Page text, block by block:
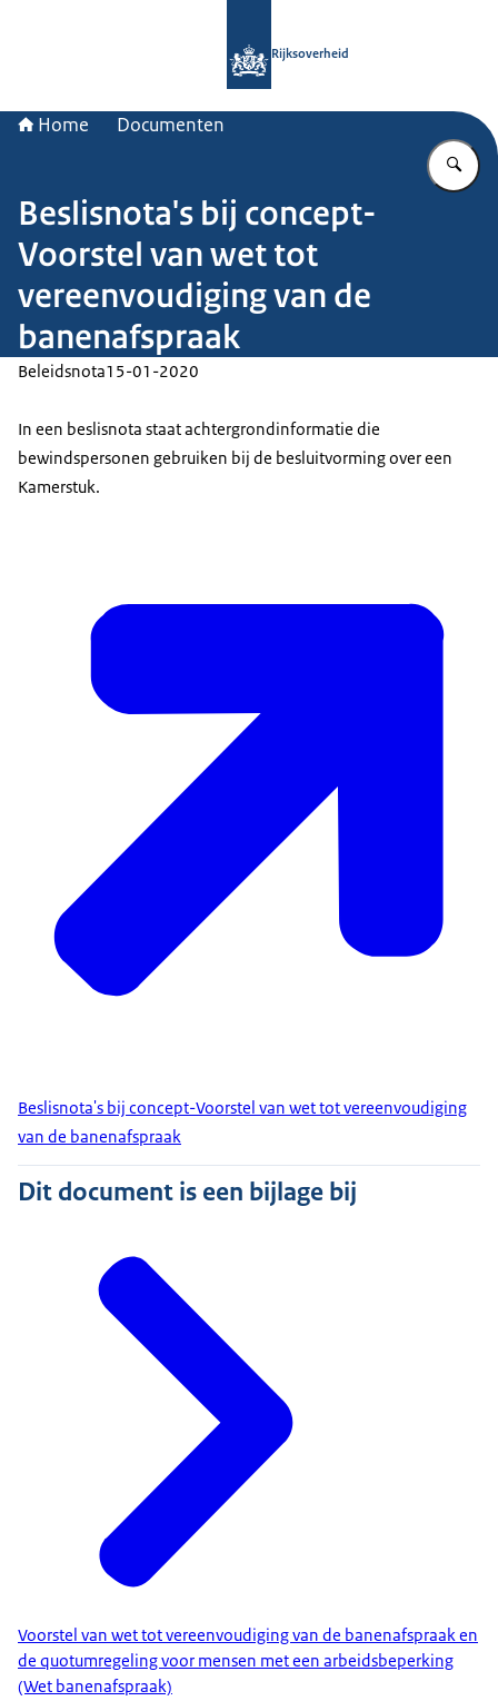
Rijksoverheid
Home Documenten
Beslisnota's bij concept-
Voorstel van wet tot
vereenvoudiging van de
banenafspraak
Beleidsnota15-01-2020
In een beslisnota staat achtergrondinformatie die
bewindspersonen gebruiken bij de besluitvorming over een
Kamerstuk.
Beslisnota's bij concept-Voorstel van wet tot vereenvoudiging
van de banenafspraak
Dit document is een bijlage bij
Voorstel van wet tot vereenvoudiging van de banenafspraak en
de quotumregeling voor mensen met een arbeidsbeperking
(Wet banenafspraak)